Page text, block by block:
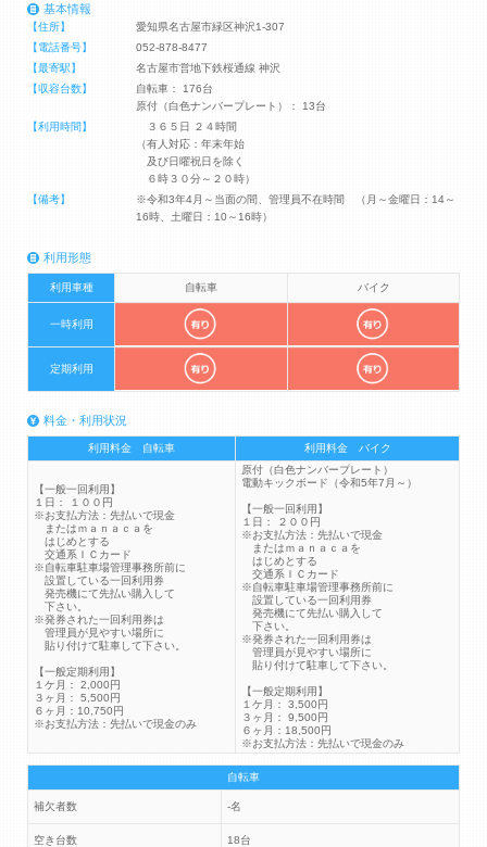
基本情報
【住所】
愛知県名古屋市緑区神沢1-307
【電話番号】
052-878-8477
【最寄駅】
名古屋市営地下鉄桜通線 神沢
【収容台数】
自転車： 176台
原付（白色ナンバープレート）： 13台
【利用時間】
３６５日 ２４時間
（有人対応：年末年始
及び日曜祝日を除く
６時３０分～２０時）
【備考】
※令和3年4月～当面の間、管理員不在時間 （月～金曜日：14～
16時、土曜日：10～16時）
利用形態
利用車種 自転車 バイク
一時利用
定期利用
料金・利用状況
利用料金 自転車 利用料金 バイク
【一般一回利用】
１日： １００円
※お支払方法：先払いで現金
またはｍａｎａｃａを
はじめとする
交通系ＩＣカード
※自転車駐車場管理事務所前に
設置している一回利用券
発売機にて先払い購入して
下さい。
※発券された一回利用券は
管理員が見やすい場所に
貼り付けて駐車して下さい。
【一般定期利用】
１ケ月： 2,000円
３ヶ月： 5,500円
６ヶ月：10,750円
※お支払方法：先払いで現金のみ
原付（白色ナンバープレート）
電動キックボード（令和5年7月～）
【一般一回利用】
１日： ２００円
※お支払方法：先払いで現金
またはｍａｎａｃａを
はじめとする
交通系ＩＣカード
※自転車駐車場管理事務所前に
設置している一回利用券
発売機にて先払い購入して
下さい。
※発券された一回利用券は
管理員が見やすい場所に
貼り付けて駐車して下さい。
【一般定期利用】
１ケ月： 3,500円
３ヶ月： 9,500円
６ヶ月：18,500円
※お支払方法：先払いで現金のみ
自転車
補欠者数 -名
空き台数 18台